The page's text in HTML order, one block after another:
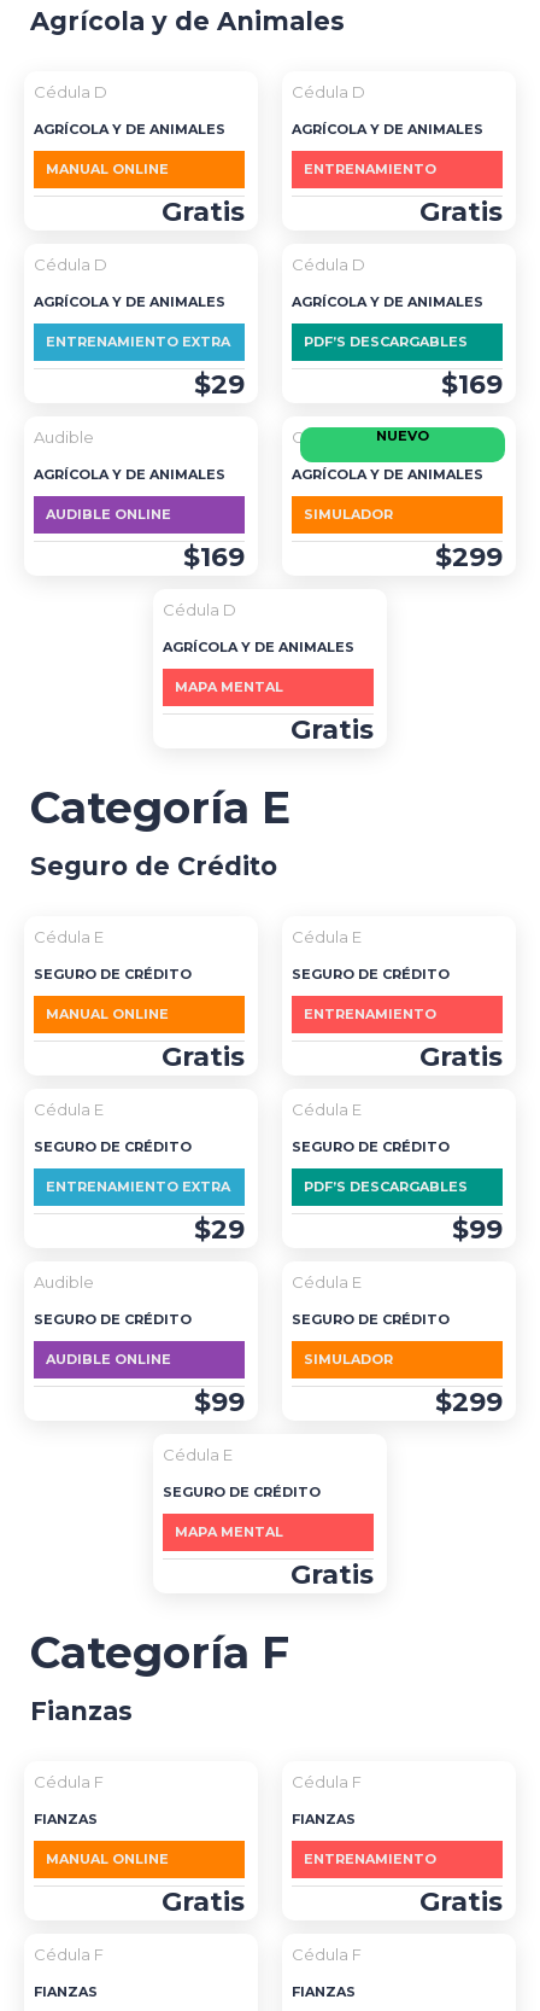
Agrícola y de Animales
Cédula D
AGRÍCOLA Y DE ANIMALES
MANUAL ONLINE
Gratis
Cédula D
AGRÍCOLA Y DE ANIMALES
ENTRENAMIENTO
Gratis
Cédula D
AGRÍCOLA Y DE ANIMALES
ENTRENAMIENTO EXTRA
$29
Cédula D
AGRÍCOLA Y DE ANIMALES
PDF’S DESCARGABLES
$169
DESTACADO
Audible
AGRÍCOLA Y DE ANIMALES
AUDIBLE ONLINE
$169
NUEVO
Cédula D
AGRÍCOLA Y DE ANIMALES
SIMULADOR
$299
Cédula D
AGRÍCOLA Y DE ANIMALES
MAPA MENTAL
Gratis
Categoría E
Seguro de Crédito
Cédula E
SEGURO DE CRÉDITO
MANUAL ONLINE
Gratis
Cédula E
SEGURO DE CRÉDITO
ENTRENAMIENTO
Gratis
Cédula E
SEGURO DE CRÉDITO
ENTRENAMIENTO EXTRA
$29
Cédula E
SEGURO DE CRÉDITO
PDF’S DESCARGABLES
$99
DESTACADO
Audible
SEGURO DE CRÉDITO
AUDIBLE ONLINE
$99
Cédula E
SEGURO DE CRÉDITO
SIMULADOR
$299
Cédula E
SEGURO DE CRÉDITO
MAPA MENTAL
Gratis
Categoría F
Fianzas
Cédula F
FIANZAS
MANUAL ONLINE
Gratis
Cédula F
FIANZAS
ENTRENAMIENTO
Gratis
Cédula F
FIANZAS
Cédula F
FIANZAS